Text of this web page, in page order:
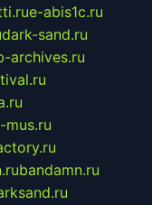
e-abis1c.ru
dark-sand.ru
archives.ru
mus.ru
bandamn.ru